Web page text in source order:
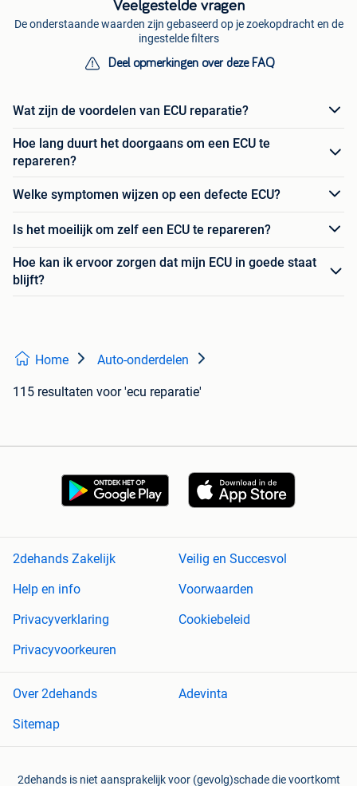
Veelgestelde vragen
De onderstaande waarden zijn gebaseerd op je zoekopdracht en de
ingestelde filters
Deel opmerkingen over deze FAQ
Wat zijn de voordelen van ECU reparatie?
Hoe lang duurt het doorgaans om een ECU te
repareren?
Welke symptomen wijzen op een defecte ECU?
Is het moeilijk om zelf een ECU te repareren?
Hoe kan ik ervoor zorgen dat mijn ECU in goede staat
blijft?
Home Auto-onderdelen
115 resultaten voor 'ecu reparatie'
2dehands Zakelijk
Veilig en Succesvol
Help en info
Voorwaarden
Privacyverklaring
Cookiebeleid
Privacyvoorkeuren
Over 2dehands
Adevinta
Sitemap
2dehands is niet aansprakelijk voor (gevolg)schade die voortkomt